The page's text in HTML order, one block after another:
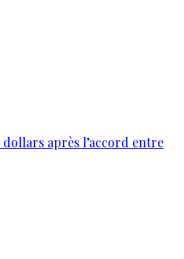
dollars après l’accord entre